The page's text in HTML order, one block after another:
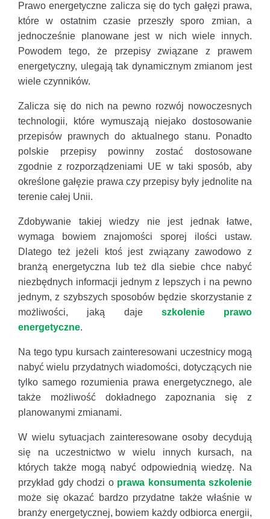
Prawo energetyczne zalicza się do tych gałęzi prawa,
które w ostatnim czasie przeszły sporo zmian, a
jednocześnie planowane jest w nich wiele innych.
Powodem tego, że przepisy związane z prawem
energetyczny, ulegają tak dynamicznym zmianom jest
wiele czynników.
Zalicza się do nich na pewno rozwój nowoczesnych
technologii, które wymuszają niejako dostosowanie
przepisów prawnych do aktualnego stanu. Ponadto
polskie przepisy powinny zostać dostosowane
zgodnie z rozporządzeniami UE w taki sposób, aby
określone gałęzie prawa czy przepisy były jednolite na
terenie całej Unii.
Zdobywanie takiej wiedzy nie jest jednak łatwe,
wymaga bowiem znajomości sporej ilości ustaw.
Dlatego też jeżeli ktoś jest związany zawodowo z
branżą energetyczna lub też dla siebie chce nabyć
niezbędnych informacji jednym z lepszych i na pewno
jednym, z szybszych sposobów będzie skorzystanie z
możliwości, jaką daje szkolenie prawo
energetyczne.
Na tego typu kursach zainteresowani uczestnicy mogą
nabyć wielu przydatnych wiadomości, dotyczących nie
tylko samego rozumienia prawa energetycznego, ale
także możliwość dokładnego zapoznania się z
planowanymi zmianami.
W wielu sytuacjach zainteresowane osoby decydują
się na uczestnictwo w wielu innych kursach, na
których także mogą nabyć odpowiednią wiedzę. Na
przykład gdy chodzi o prawa konsumenta szkolenie
może się okazać bardzo przydatne także właśnie w
branży energetycznej, bowiem każdy odbiorca energii,